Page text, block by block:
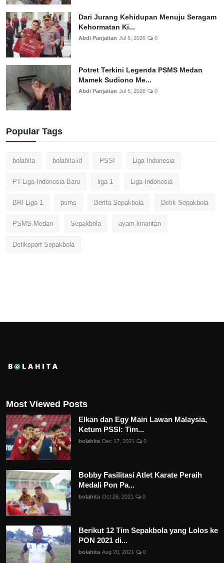
Dari Jurang Kehidupan Menuju Seragam
Kehormatan Ki...
Abdi Panjaitan Jul 5, 2026 0
Potret Terkini Legenda PSMS Medan
Mamek Sudiono Me...
Abdi Panjaitan Jul 5, 2026 0
Popular Tags
bolahita bolahita-id PSSI Liga Indonesia
PT-Liga-Indonesia-Baru liga-1 Liga-Indonesia
BRI Liga 1 psms Berita Sepakbola Detik Sepakbola
PSMS-Medan Sepakbola ayam-kinantan
Detiksport Sepakbola
Most Viewed Posts
Elkan dan Egy Main Lawan Malaysia,
Ketum PSSI: Tim...
bolahita Dec 17, 2021 0
Bobby Fasilitasi Atlet Karate Peraih
Medali Pon Pa...
bolahita Oct 26, 2021 0
Berikut 12 Tim Sepakbola yang Lolos ke
PON 2021 di...
bolahita Aug 20, 2021 0